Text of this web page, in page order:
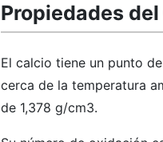
Propiedades
El calcio tiene un punto
cerca de la temperatura
de 1,378 g/cm3.